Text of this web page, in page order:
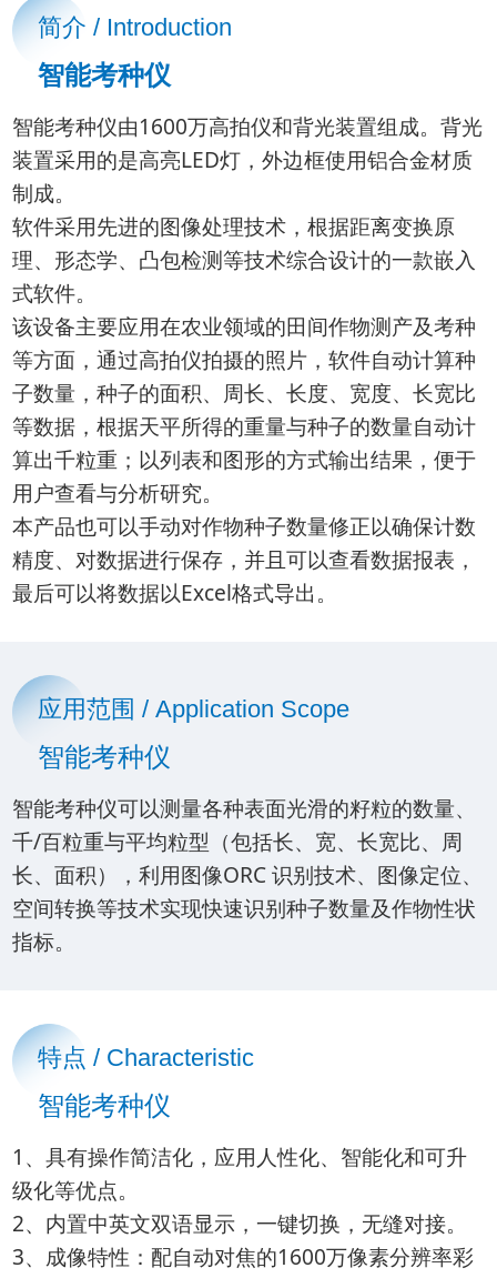
简介 / Introduction
智能考种仪
智能考种仪由1600万高拍仪和背光装置组成。背光
装置采用的是高亮LED灯，外边框使用铝合金材质
制成。
软件采用先进的图像处理技术，根据距离变换原
理、形态学、凸包检测等技术综合设计的一款嵌入
式软件。
该设备主要应用在农业领域的田间作物测产及考种
等方面，通过高拍仪拍摄的照片，软件自动计算种
子数量，种子的面积、周长、长度、宽度、长宽比
等数据，根据天平所得的重量与种子的数量自动计
算出千粒重；以列表和图形的方式输出结果，便于
用户查看与分析研究。
本产品也可以手动对作物种子数量修正以确保计数
精度、对数据进行保存，并且可以查看数据报表，
最后可以将数据以Excel格式导出。
应用范围 / Application Scope
智能考种仪
智能考种仪可以测量各种表面光滑的籽粒的数量、
千/百粒重与平均粒型（包括长、宽、长宽比、周
长、面积），利用图像ORC 识别技术、图像定位、
空间转换等技术实现快速识别种子数量及作物性状
指标。
特点 / Characteristic
智能考种仪
1、具有操作简洁化，应用人性化、智能化和可升
级化等优点。
2、内置中英文双语显示，一键切换，无缝对接。
3、成像特性：配自动对焦的1600万像素分辨率彩